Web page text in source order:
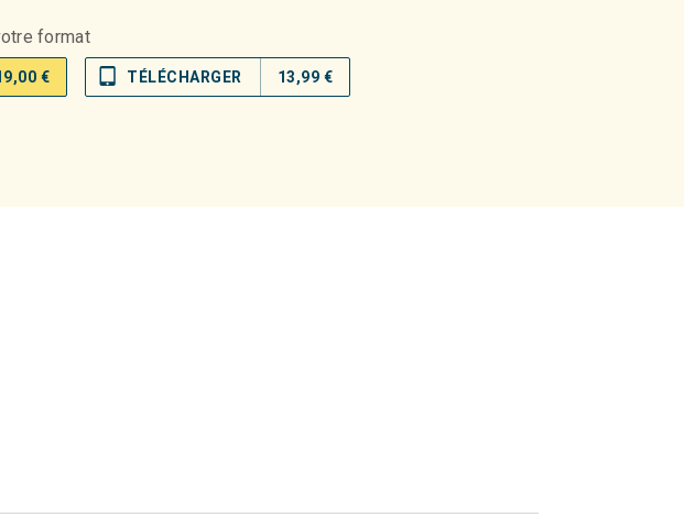
format
€ tablet_mac TÉLÉCHARGER 13,99 €